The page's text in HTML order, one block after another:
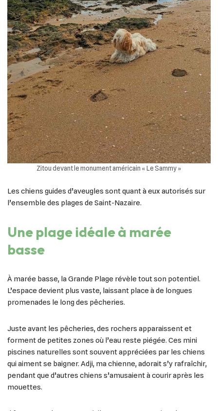
Zitou devant le monument américain « Le Sammy »
Les chiens guides d’aveugles sont quant à eux autorisés sur
l’ensemble des plages de Saint-Nazaire.
Une plage idéale à marée
basse
À marée basse, la Grande Plage révèle tout son potentiel.
L’espace devient plus vaste, laissant place à de longues
promenades le long des pêcheries.
Juste avant les pêcheries, des rochers apparaissent et
forment de petites zones où l’eau reste piégée. Ces mini
piscines naturelles sont souvent appréciées par les chiens
qui aiment se baigner. Adji, ma chienne, adorait s’y rafraîchir,
pendant que d’autres chiens s’amusaient à courir après les
mouettes.